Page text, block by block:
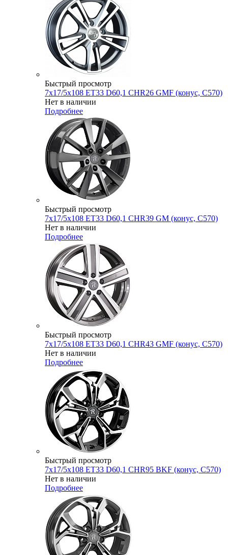
Быстрый просмотр
7x17/5x108 ET33 D60,1 CHR26 GMF (конус, C570)
Нет в наличии
Подробнее
Быстрый просмотр
7x17/5x108 ET33 D60,1 CHR39 GM (конус, C570)
Нет в наличии
Подробнее
Быстрый просмотр
7x17/5x108 ET33 D60,1 CHR43 GMF (конус, C570)
Нет в наличии
Подробнее
Быстрый просмотр
7x17/5x108 ET33 D60,1 CHR95 BKF (конус, C570)
Нет в наличии
Подробнее